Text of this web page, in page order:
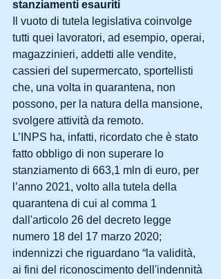
stanziamenti esauriti
Il vuoto di tutela legislativa coinvolge
tutti quei lavoratori, ad esempio, operai,
magazzinieri, addetti alle vendite,
cassieri del supermercato, sportellisti
che, una volta in quarantena, non
possono, per la natura della mansione,
svolgere attività da remoto.
L’INPS ha, infatti, ricordato che è stato
fatto obbligo di non superare lo
stanziamento di 663,1 mln di euro, per
l’anno 2021, volto alla tutela della
quarantena di cui al comma 1
dall'articolo 26 del decreto legge
numero 18 del 17 marzo 2020;
indennizzi che riguardano “la validità,
ai fini del riconoscimento dell'indennità